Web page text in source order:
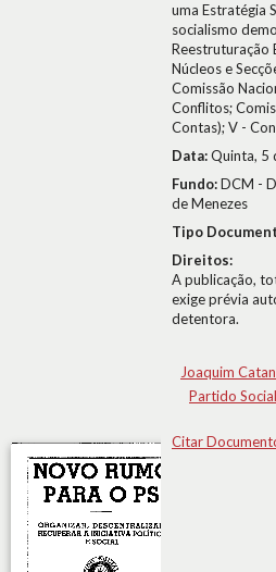
uma Estratégia
socialismo
Reestruturação
Núcleos e
Comissão
Conflitos;
Contas); V -
Data:Quinta, 5
Fundo:DCM -
de Menezes
Tipo
Direitos:
A publicação,
exige prévia
detentora.
Joaquim
Partido
Citar